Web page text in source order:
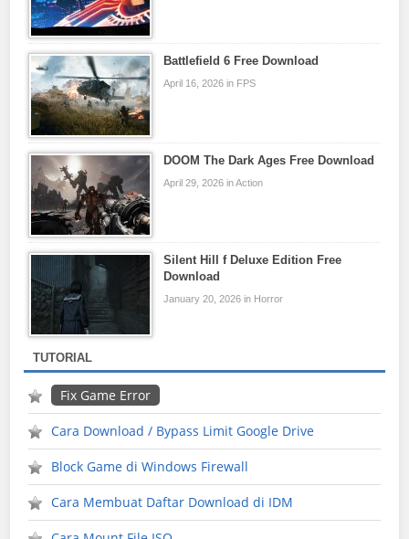
Battlefield 6 Free Download
April 16, 2026 in FPS
DOOM The Dark Ages Free Download
April 29, 2026 in Action
Silent Hill f Deluxe Edition Free
Download
January 20, 2026 in Horror
TUTORIAL
Fix Game Error
Cara Download / Bypass Limit Google Drive
Block Game di Windows Firewall
Cara Membuat Daftar Download di IDM